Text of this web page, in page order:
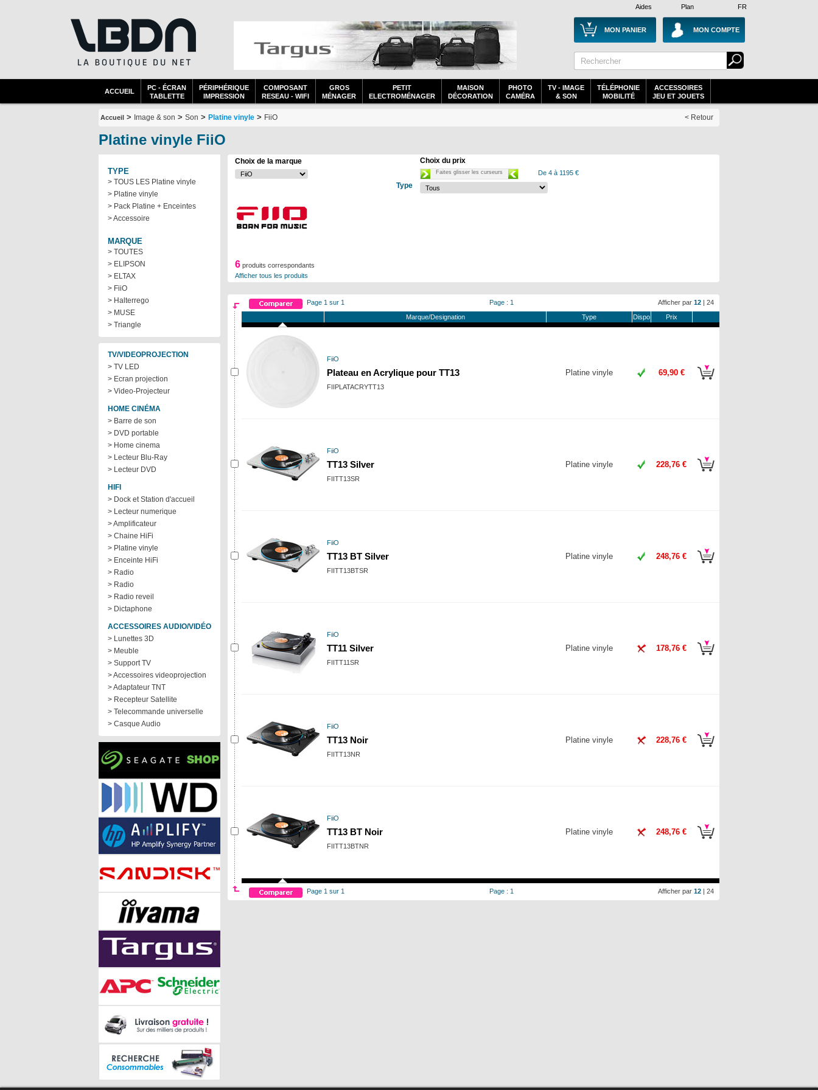
Plan
Aides FR
MON PANIER MON COMPTE
ACCUEIL
PC - ÉCRAN
TABLETTE
PÉRIPHÉRIQUE
IMPRESSION
COMPOSANT
RESEAU - WIFI
GROS
MÉNAGER
PETIT
ELECTROMÉNAGER
MAISON
DÉCORATION
PHOTO
CAMÉRA
TV - IMAGE
& SON
TÉLÉPHONIE
MOBILITÉ
ACCESSOIRES
JEU ET JOUETS
Accueil > Image & son > Son > Platine vinyle > FiiO < Retour
Platine vinyle FiiO
TYPE
> TOUS LES Platine vinyle
> Platine vinyle
> Pack Platine + Enceintes
> Accessoire
MARQUE
> TOUTES
> ELIPSON
> ELTAX
> FiiO
> Halterrego
> MUSE
> Triangle
TV/VIDEOPROJECTION
> TV LED
> Ecran projection
> Video-Projecteur
HOME CINÉMA
> Barre de son
> DVD portable
> Home cinema
> Lecteur Blu-Ray
> Lecteur DVD
HIFI
> Dock et Station d'accueil
> Lecteur numerique
> Amplificateur
> Chaine HiFi
> Platine vinyle
> Enceinte HiFi
> Radio
> Radio
> Radio reveil
> Dictaphone
ACCESSOIRES AUDIO/VIDÉO
> Lunettes 3D
> Meuble
> Support TV
> Accessoires videoprojection
> Adaptateur TNT
> Recepteur Satellite
> Telecommande universelle
> Casque Audio
Choix de la marque Choix du prix
Faites glisser les curseurs De 4 à 1195 €
Type
6 produits correspondants
Afficher tous les produits
Afficher par 12 | 24
Page 1 sur 1
Page : 1
Marque/Designation
Type Dispo Prix
FiiO
Plateau en Acrylique pour TT13
FIIPLATACRYTT13
Platine vinyle 69,90 €
FiiO
TT13 Silver
FIITT13SR
Platine vinyle 228,76 €
FiiO
TT13 BT Silver
FIITT13BTSR
Platine vinyle 248,76 €
FiiO
TT11 Silver
FIITT11SR
Platine vinyle 178,76 €
FiiO
TT13 Noir
FIITT13NR
Platine vinyle 228,76 €
FiiO
TT13 BT Noir
FIITT13BTNR
Platine vinyle 248,76 €
Afficher par 12 | 24
Page 1 sur 1 Page : 1